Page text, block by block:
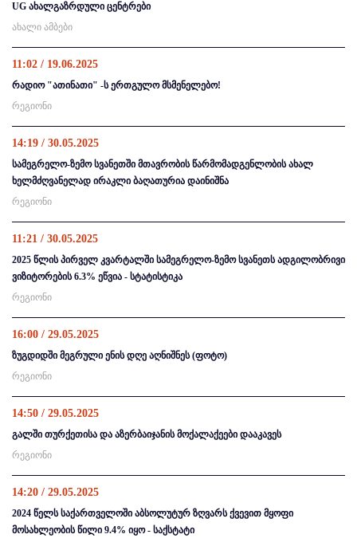
UG ახალგაზრდული ცენტრები
ახალი ამბები
11:02 / 19.06.2025
რადიო "ათინათი" -ს ერთგულო მსმენელებო!
რეგიონი
14:19 / 30.05.2025
სამეგრელო-ზემო სვანეთში მთავრობის წარმომადგენლობის ახალ
ხელმძღვანელად ირაკლი ბაღათურია დაინიშნა
რეგიონი
11:21 / 30.05.2025
2025 წლის პირველ კვარტალში სამეგრელო-ზემო სვანეთს ადგილობრივი
ვიზიტორების 6.3% ეწვია - სტატისტიკა
რეგიონი
16:00 / 29.05.2025
ზუგდიდში მეგრული ენის დღე აღნიშნეს (ფოტო)
რეგიონი
14:50 / 29.05.2025
გალში თურქეთისა და აზერბაიჯანის მოქალაქეები დააკავეს
რეგიონი
14:20 / 29.05.2025
2024 წელს საქართველოში აბსოლუტურ ზღვარს ქვევით მყოფი
მოსახლეობის წილი 9.4% იყო - საქსტატი